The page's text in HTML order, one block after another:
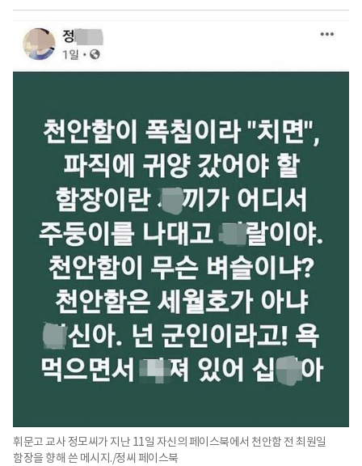
휘문고 교사 정모씨가 지난 11일 자신의 페이스북에서 천안함 전 최원일
함장을 향해 쓴 메시지./정씨 페이스북